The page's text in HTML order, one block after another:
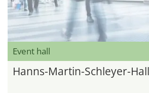
Event hall
Hanns-Martin-Schleyer-